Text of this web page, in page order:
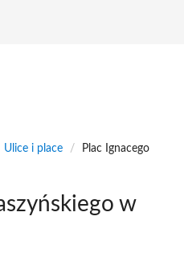
Ulice i place /
Plac Ignacego
w